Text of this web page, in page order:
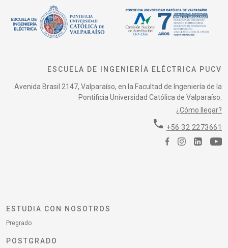
ESCUELA DE INGENIERÍA ELÉCTRICA PUCV
Avenida Brasil 2147, Valparaíso, en la Facultad de Ingeniería de la
Pontificia Universidad Católica de Valparaíso.
¿Cómo llegar?
phone +56 32 2273661
ESTUDIA CON NOSOTROS
Pregrado
POSTGRADO